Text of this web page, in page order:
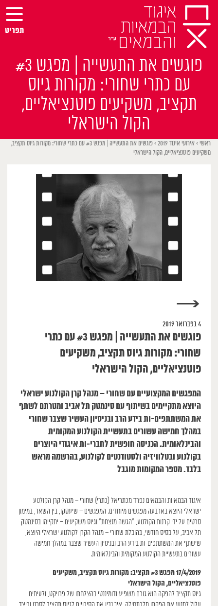
Skip
content
פוגשים את התעשייה | מפגש #3
עם כתרי שחורי: מקורות גיוס
תקציב, משקיעים פוטנציאליים,
הקול הישראלי
תפריט
ראשי > אירועי איגוד 2019 >
פוגשים את התעשייה | מפגש #3 עם כתרי שחורי: מקורות גיוס תקציב,
משקיעים פוטנציאליים, הקול הישראלי
→
4 בפברואר 2019
פוגשים את התעשייה | מפגש #3 עם כתרי
שחורי: מקורות גיוס תקציב, משקיעים
פוטנציאליים, הקול הישראלי
המפגשים המקצועיים עם שחורי – מנהל קרן הקולנוע ישראלי
היוצא מתקיימים בשיתוף עם סינמטק תל אביב ומטרתם לשתף
את המשתתפים-ות בידע הרב ובניסיון העשיר שצבר שחורי
במהלך חמישה עשורים בתעשיית הקולנוע המקומית
והבינלאומית. הכניסה חופשית לחברי-ות איגודי היוצרים
בקולנוע ובטלוויזיה ולסטודנטים לקולנוע, בהרשמה מראש
בלבד. מספר המקומות מוגבל
איגוד הבמאיות והבמאים נפרד מכתריאל (כתרי) שחורי – מנהל קרן הקולנוע
ישראלי היוצא בארבעה מפגשים מיוחדים. המפגשים – שיעסקו, בין השאר, במימון
סרטים על ידי קרנות הקולנוע, “הגשה מנצחת” וגיוס משקיעים – יתקיימו בסינמטק
תל אביב, על בסיס חודשי, בהובלת שחורי – מנהל הקרן לקולנוע ישראלי היוצא,
שישתף את המשתתפים-ות בידע הרב ובניסיון העשיר שצבר במהלך חמישה
עשורים בתעשיית הקולנוע המקומית והבינלאומית.
17/4/2019 מפגש #3 תקציב: מקורות גיוס תקציב, משקיעים
פוטנציאליים, הקול הישראלי
גיוס תקציב להפקה הוא גורם משפיע ודומיננטי בהצלחתו של פרויקט, ולעיתים